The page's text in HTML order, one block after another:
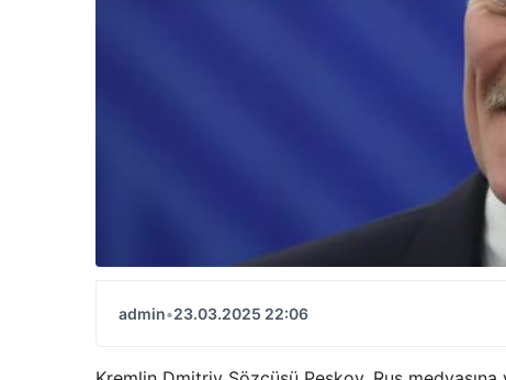
admin•23.03.2025 22:06